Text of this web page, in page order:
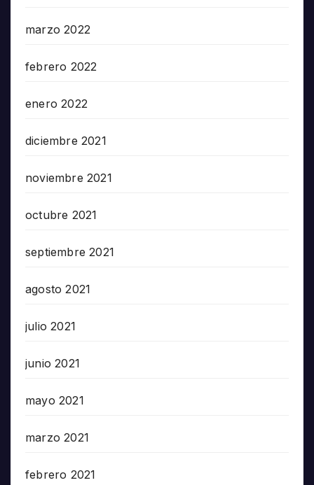
marzo 2022
febrero 2022
enero 2022
diciembre 2021
noviembre 2021
octubre 2021
septiembre 2021
agosto 2021
julio 2021
junio 2021
mayo 2021
marzo 2021
febrero 2021